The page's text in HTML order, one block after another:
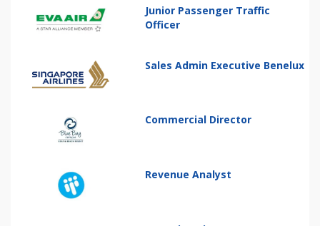
Junior Passenger Traffic
Officer
Sales Admin Executive Benelux
Commercial Director
Revenue Analyst